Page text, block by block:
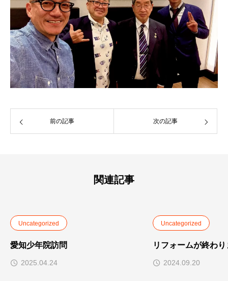
前の記事 次の記事
関連記事
Uncategorized
愛知少年院訪問
2025.04.24
Uncategorized
リフォームが終わ
2024.09.20